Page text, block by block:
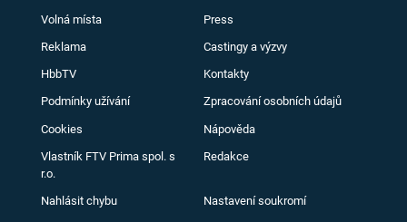
Volná místa Press
Reklama Castingy a výzvy
HbbTV Kontakty
Podmínky užívání Zpracování osobních údajů
Cookies Nápověda
Vlastník FTV Prima spol. s
r.o.
Redakce
Nahlásit chybu Nastavení soukromí